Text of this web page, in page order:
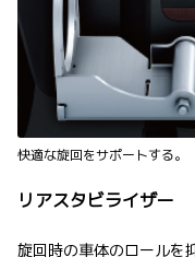
快適な旋回をサポートする。
リアスタビライザー
旋回時の車体のロールを